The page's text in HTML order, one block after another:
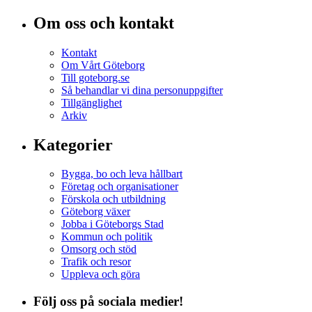
Om oss och kontakt
Kontakt
Om Vårt Göteborg
Till goteborg.se
Så behandlar vi dina personuppgifter
Tillgänglighet
Arkiv
Kategorier
Bygga, bo och leva hållbart
Företag och organisationer
Förskola och utbildning
Göteborg växer
Jobba i Göteborgs Stad
Kommun och politik
Omsorg och stöd
Trafik och resor
Uppleva och göra
Följ oss på sociala medier!